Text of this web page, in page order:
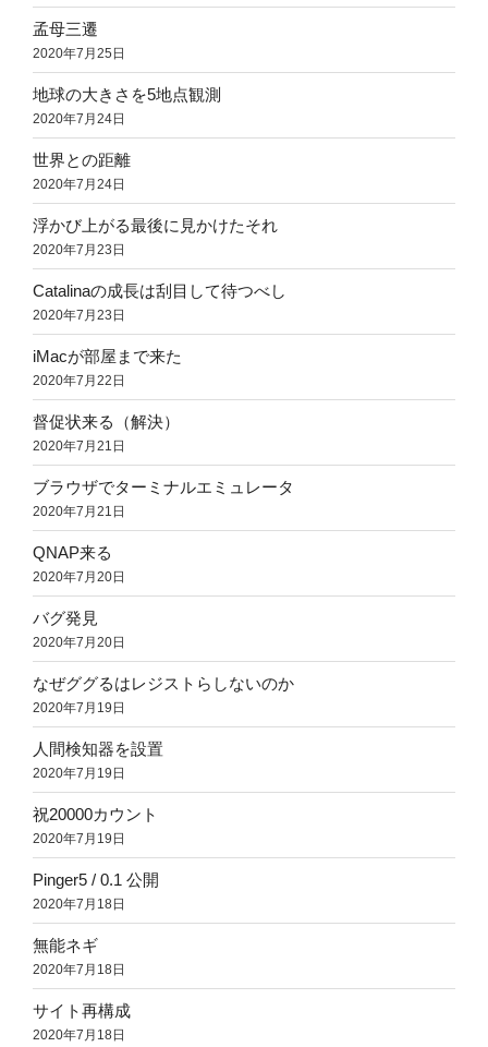
孟母三遷
2020年7月25日
地球の大きさを5地点観測
2020年7月24日
世界との距離
2020年7月24日
浮かび上がる最後に見かけたそれ
2020年7月23日
Catalinaの成長は刮目して待つべし
2020年7月23日
iMacが部屋まで来た
2020年7月22日
督促状来る（解決）
2020年7月21日
ブラウザでターミナルエミュレータ
2020年7月21日
QNAP来る
2020年7月20日
バグ発見
2020年7月20日
なぜググるはレジストらしないのか
2020年7月19日
人間検知器を設置
2020年7月19日
祝20000カウント
2020年7月19日
Pinger5 / 0.1 公開
2020年7月18日
無能ネギ
2020年7月18日
サイト再構成
2020年7月18日